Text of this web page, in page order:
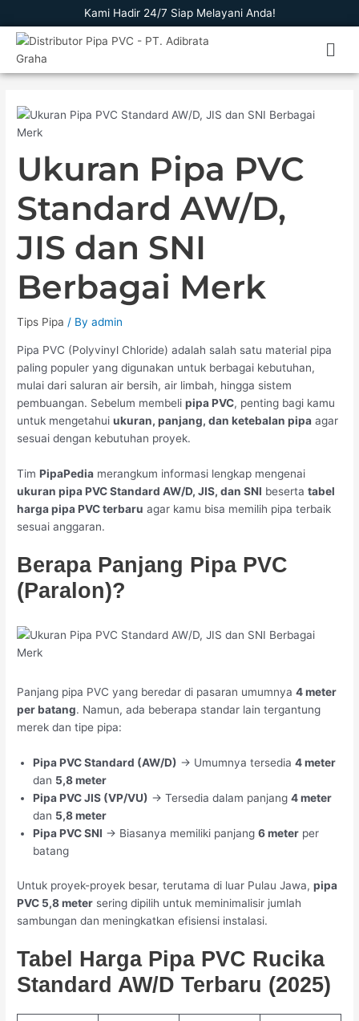
to
content
Kami Hadir 24/7 Siap Melayani Anda!
Ukuran Pipa PVC
Standard AW/D,
JIS dan SNI
Berbagai Merk
Tips Pipa / Byadmin
Pipa PVC (Polyvinyl Chloride) adalah salah satu material pipa
paling populer yang digunakan untuk berbagai kebutuhan,
mulai dari saluran air bersih, air limbah, hingga sistem
pembuangan. Sebelum membelipipa PVC, penting bagi kamu
untuk mengetahuiukuran, panjang, dan ketebalan pipa agar
sesuai dengan kebutuhan proyek.
TimPipaPedia merangkum informasi lengkap mengenai
ukuran pipa PVC Standard AW/D, JIS, dan SNI besertatabel
harga pipa PVC terbaru agar kamu bisa memilih pipa terbaik
sesuai anggaran.
Berapa Panjang Pipa PVC
(Paralon)?
Panjang pipa PVC yang beredar di pasaran umumnya4 meter
per batang. Namun, ada beberapa standar lain tergantung
merek dan tipe pipa:
Pipa PVC Standard (AW/D) → Umumnya tersedia4 meter
dan 5,8 meter
Pipa PVC JIS (VP/VU) → Tersedia dalam panjang4 meter
dan 5,8 meter
Pipa PVC SNI → Biasanya memiliki panjang6 meter per
batang
Untuk proyek-proyek besar, terutama di luar Pulau Jawa,pipa
PVC 5,8 meter sering dipilih untuk meminimalisir jumlah
sambungan dan meningkatkan efisiensi instalasi.
Tabel Harga Pipa PVC Rucika
Standard AW/D Terbaru (2025)